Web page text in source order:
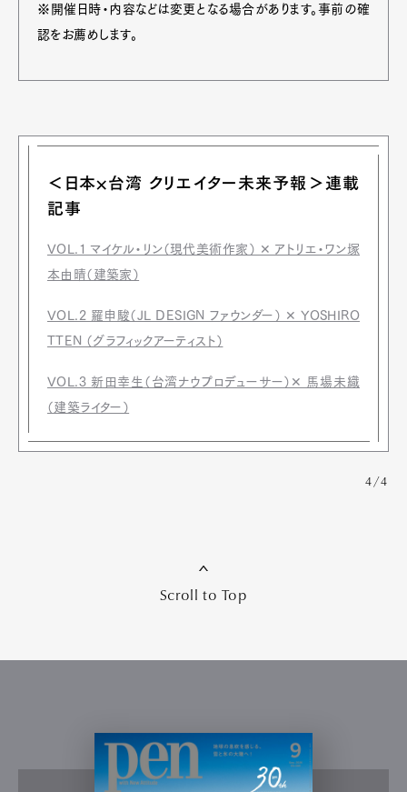
※開催日時・内容などは変更となる場合があります。事前の確
認をお薦めします。
＜日本×台湾 クリエイター未来予報＞連載
記事
VOL.1 マイケル・リン（現代美術作家） ✕ アトリエ・ワン塚
本由晴（建築家）
VOL.2 羅申駿（JL DESIGN ファウンダー） ✕ YOSHIRO
TTEN （グラフィックアーティスト）
VOL.3 新田幸生（台湾ナウプロデューサー）✕ 馬場未織
（建築ライター）
4/4
Scroll to Top